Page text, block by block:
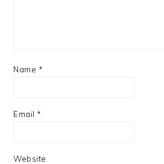
Name *
Email *
Website